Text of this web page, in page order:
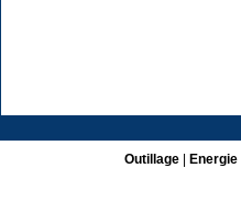
Outillage| Energie|